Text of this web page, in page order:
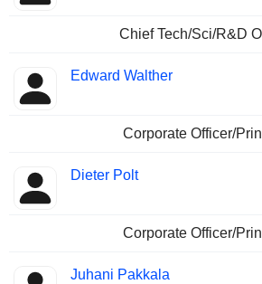
Chief Tech/Sci/R&D
Edward Walther
Corporate Officer/
Dieter Polt
Corporate Officer/
Juhani Pakkala